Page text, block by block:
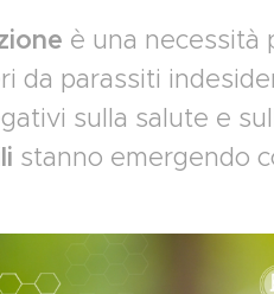
è una necessità
da parassiti
sulla salute e
stanno emergendo